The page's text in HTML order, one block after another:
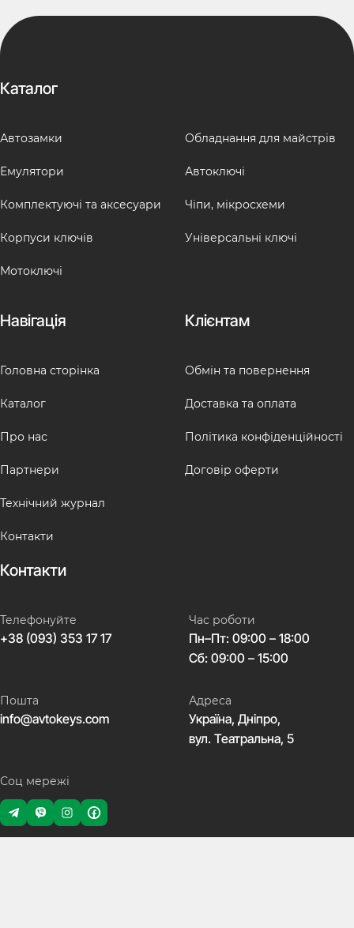
Каталог
Автозамки
Емулятори
Комплектуючі та аксесуари
Корпуси ключів
Мотоключі
Обладнання для майстрів
Автоключі
Чіпи, мікросхеми
Універсальні ключі
Навігація
Головна сторінка
Каталог
Про нас
Партнери
Технічний журнал
Контакти
Клієнтам
Обмін та повернення
Доставка та оплата
Політика конфіденційності
Договір оферти
Контакти
Телефонуйте
+38 (093) 353 17 17
Час роботи
Пн–Пт: 09:00 – 18:00
Сб: 09:00 – 15:00
Пошта
info@avtokeys.com
Адреса
Україна, Дніпро,
вул. Театральна, 5
Соц мережі